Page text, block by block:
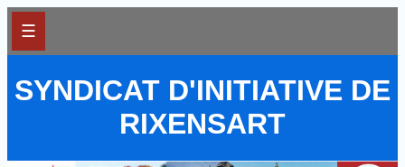
SYNDICAT D'INITIATIVE DE
RIXENSART
☰